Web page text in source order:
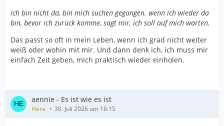
ich bin nicht da, bin mich suchen gegangen. wenn ich wieder da
bin, bevor ich zurück komme, sagt mir, ich soll auf mich warten.
Das passt so oft in mein Leben, wenn ich grad nicht weiter
weiß oder wohin mit mir. Und dann denk ich, ich muss mir
einfach Zeit geben, mich praktisch wieder einholen.
aennie - Es ist wie es ist
Hera 30. Juli 2026 um 16:15